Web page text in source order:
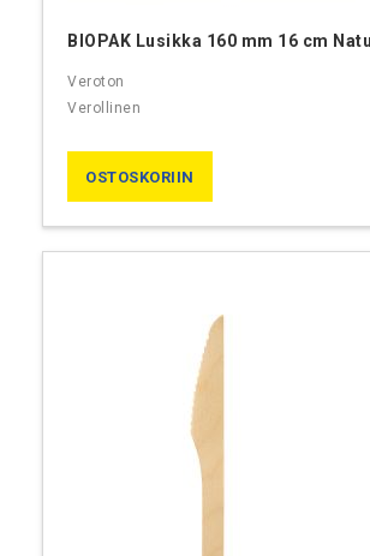
BIOPAK Lusikka 160 mm 16 cm
OSTOSKORIIN